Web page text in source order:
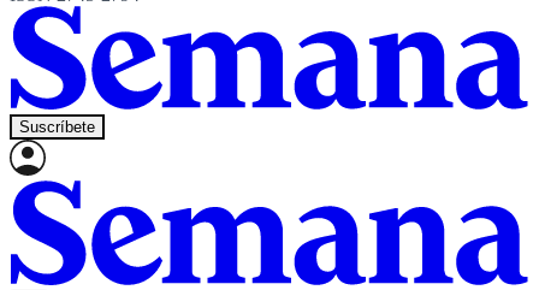
Suscríbete